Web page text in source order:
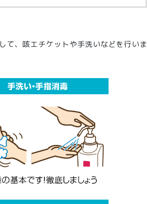
て、咳エチケットや手洗いなどを行いま